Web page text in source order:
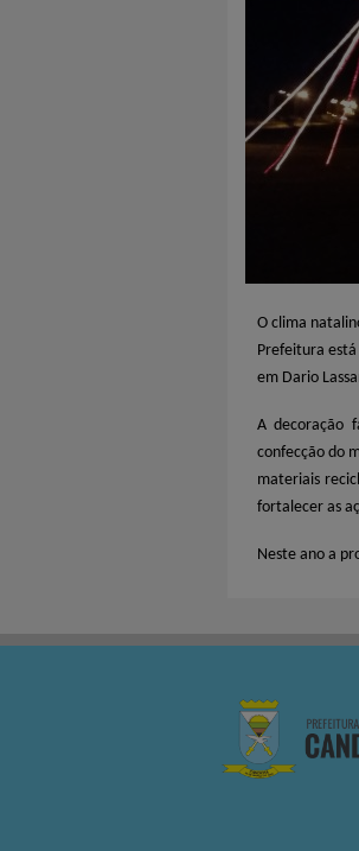
O clima
Prefeitura
em Dario
A decoração
confecção do
materiais
fortalecer as
Neste ano a